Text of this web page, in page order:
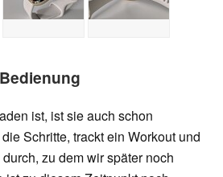
ist, ist sie auch schon
Schritte, trackt ein Workout und
zu dem wir später noch